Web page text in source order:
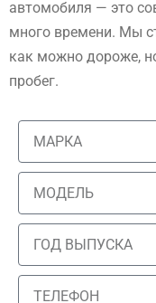
автомобиля — это
много времени. Мы
как можно дороже,
пробег.